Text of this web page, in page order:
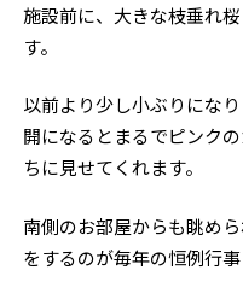
施設前に、大きな枝垂れ
す。
以前より少し小ぶりにな
開になるとまるでピンク
ちに見せてくれます。
南側のお部屋からも眺め
をするのが毎年の恒例行事